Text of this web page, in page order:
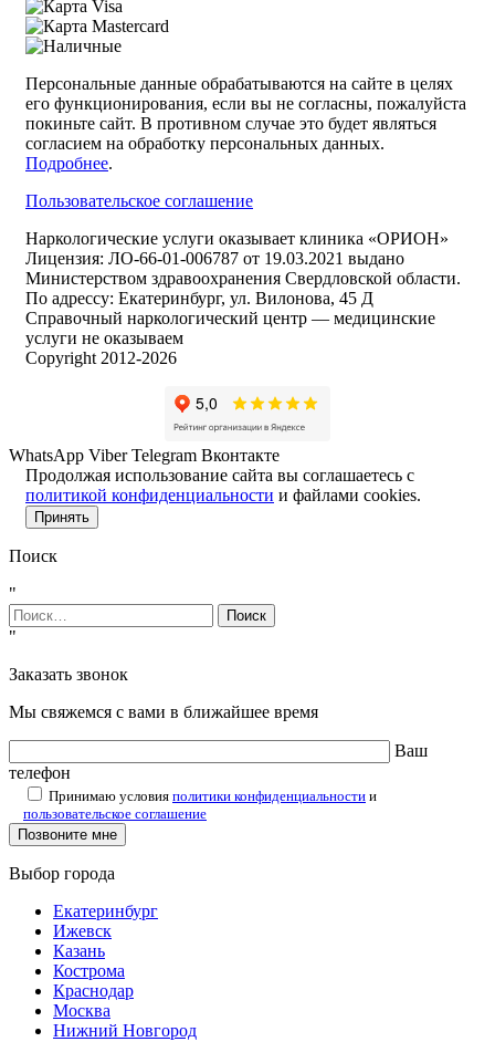
Персональные данные обрабатываются на сайте в целях
его функционирования, если вы не согласны, пожалуйста
покиньте сайт. В противном случае это будет являться
согласием на обработку персональных данных.
Подробнее.
Пользовательское соглашение
Наркологические услуги оказывает клиника «ОРИОН»
Лицензия: ЛО-66-01-006787 от 19.03.2021 выдано
Министерством здравоохранения Свердловской области.
По адрессу: Екатеринбург, ул. Вилонова, 45 Д
Справочный наркологический центр — медицинские
услуги не оказываем
Copyright 2012-2026
WhatsApp Viber Telegram Вконтакте
Продолжая использование сайта вы соглашаетесь с
политикой конфиденциальности и файлами cookies.
Принять
Поиск
"
Найти:
"
Заказать звонок
Мы свяжемся с вами в ближайшее время
Ваш
телефон
Принимаю условия политики конфиденциальности и
пользовательское соглашение
Выбор города
Екатеринбург
Ижевск
Казань
Кострома
Краснодар
Москва
Нижний Новгород